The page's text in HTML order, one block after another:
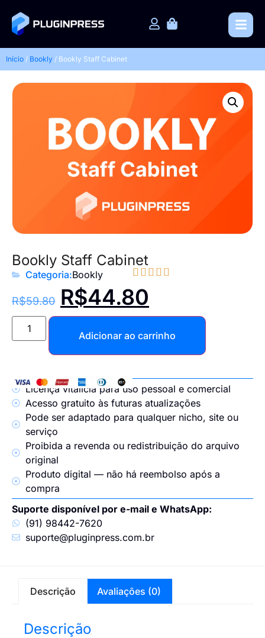
Início / Bookly / Bookly Staff Cabinet
Bookly Staff Cabinet
Categoria:Bookly     
R$59.80 R$44.80
Adicionar ao carrinho
Licença vitalícia para uso pessoal e comercial
Acesso gratuito às futuras atualizações
Pode ser adaptado para qualquer nicho, site ou
serviço
Proibida a revenda ou redistribuição do arquivo
original
Produto digital — não há reembolso após a
compra
Suporte disponível por e-mail e WhatsApp:
(91) 98442-7620
suporte@pluginpress.com.br
Descrição Avaliações (0)
Descrição